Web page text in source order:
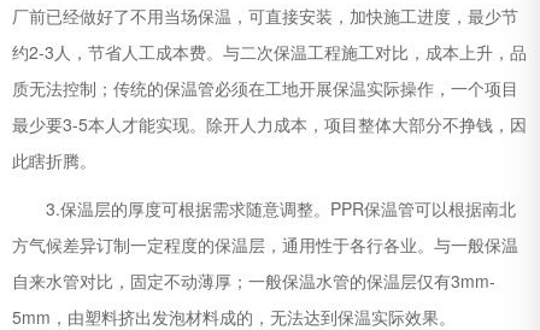
厂前已经做好了不用当场保温，可直接安装，加快施工进度，最少节
约2-3人，节省人工成本费。与二次保温工程施工对比，成本上升，品
质无法控制；传统的保温管必须在工地开展保温实际操作，一个项目
最少要3-5本人才能实现。除开人力成本，项目整体大部分不挣钱，因
此瞎折腾。
3.保温层的厚度可根据需求随意调整。PPR保温管可以根据南北
方气候差异订制一定程度的保温层，通用性于各行各业。与一般保温
自来水管对比，固定不动薄厚；一般保温水管的保温层仅有3mm-
5mm，由塑料挤出发泡材料成的，无法达到保温实际效果。